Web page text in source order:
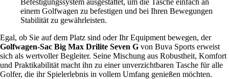
einem Golfwagen zu befestigen und bei Ihren Bewegungen
Stabilität zu gewährleisten.
Egal, ob Sie auf dem Platz sind oder Ihr Equipment bewegen, der
Golfwagen-Sac Big Max Drilite Seven G von Buva Sports erweist
sich als wertvoller Begleiter. Seine Mischung aus Robustheit, Komfort
und Praktikabilität macht ihn zu einer unverzichtbaren Tasche für alle
Golfer, die ihr Spielerlebnis in vollem Umfang genießen möchten.